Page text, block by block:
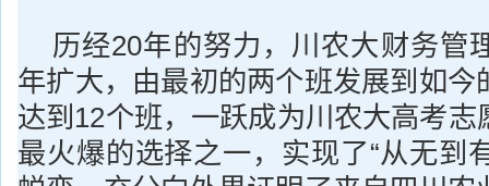
历经20年的努力，川农大财务管
年扩大，由最初的两个班发展到如今
达到12个班，一跃成为川农大高考志
最火爆的选择之一，实现了“从无到